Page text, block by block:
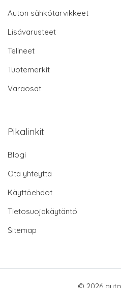
Auton sähkötarvikkeet
Lisävarusteet
Telineet
Tuotemerkit
Varaosat
Pikalinkit
Blogi
Ota yhteyttä
Käyttöehdot
Tietosuojakäytäntö
Sitemap